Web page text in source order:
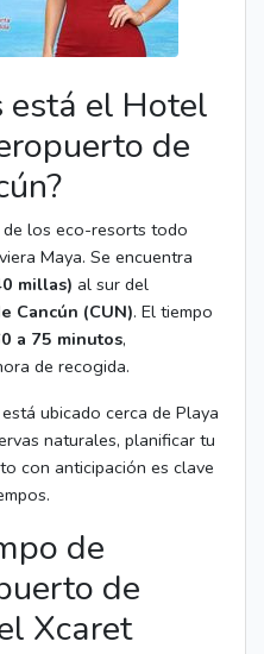
está el Hotel
de
de los eco-resorts todo
Maya. Se encuentra
millas) al sur del
Cancún (CUN). El tiempo
a 75 minutos,
de recogida.
ubicado cerca de Playa
naturales, planificar tu
con anticipación es clave
de
de
Xcaret